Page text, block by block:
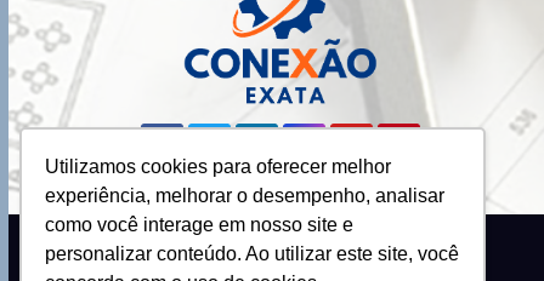
Utilizamos cookies para oferecer melhor
experiência, melhorar o desempenho, analisar
como você interage em nosso site e
personalizar conteúdo. Ao utilizar este site, você
Proudly powered by WordPress|
Theme: Newsup by Themeansar.